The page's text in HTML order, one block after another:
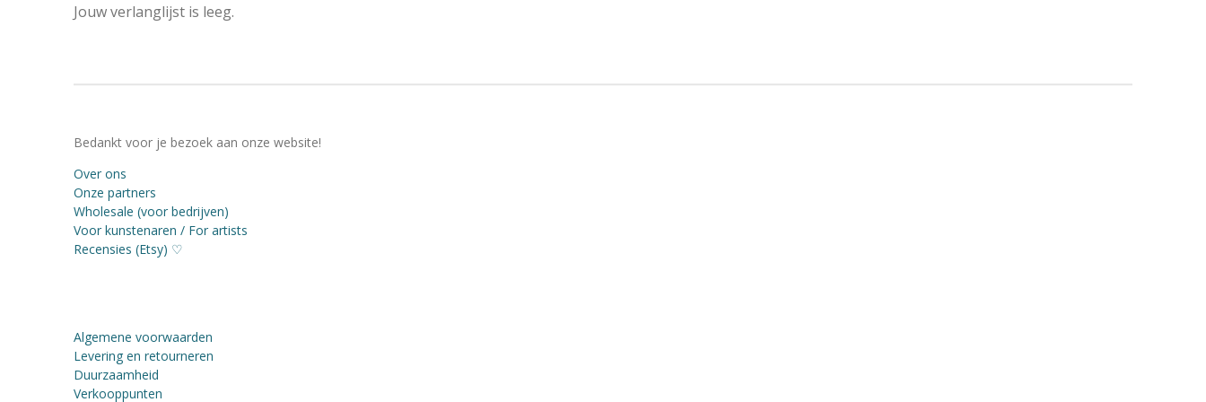
Jouw verlanglijst is leeg.
Bedankt voor je bezoek aan onze website!
Over ons
Onze partners
Wholesale (voor bedrijven)
Voor kunstenaren / For artists
Recensies (Etsy) ♡
Algemene voorwaarden
Levering en retourneren
Duurzaamheid
Verkooppunten